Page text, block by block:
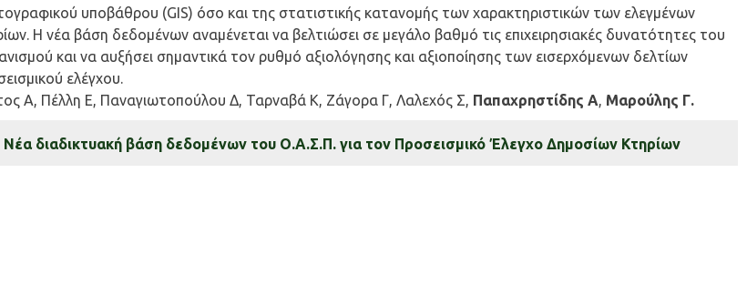
υποβάθρου (GIS) όσο και της στατιστικής κατανομής των χαρακτηριστικών των ελεγμένων
Η νέα βάση δεδομένων αναμένεται να βελτιώσει σε μεγάλο βαθμό τις επιχειρησιακές δυνατότητες του
και να αυξήσει σημαντικά τον ρυθμό αξιολόγησης και αξιοποίησης των εισερχόμενων δελτίων
ελέγχου.
Α, Πέλλη Ε, Παναγιωτοπούλου Δ, Ταρναβά Κ, Ζάγορα Γ, Λαλεχός Σ, Παπαχρηστίδης Α, Μαρούλης Γ.
Νέα διαδικτυακή βάση δεδομένων του Ο.Α.Σ.Π. για τον Προσεισμικό Έλεγχο Δημοσίων Κτηρίων